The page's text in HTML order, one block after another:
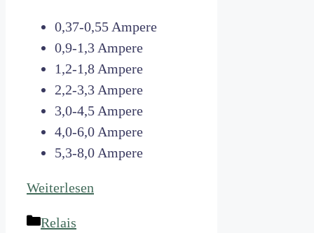
0,37-0,55 Ampere
0,9-1,3 Ampere
1,2-1,8 Ampere
2,2-3,3 Ampere
3,0-4,5 Ampere
4,0-6,0 Ampere
5,3-8,0 Ampere
Weiterlesen
Kategorien
Relais